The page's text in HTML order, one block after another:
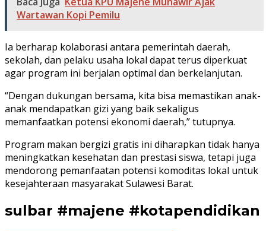
Wartawan Kopi Pemilu
Ia berharap kolaborasi antara pemerintah daerah,
sekolah, dan pelaku usaha lokal dapat terus diperkuat
agar program ini berjalan optimal dan berkelanjutan.
“Dengan dukungan bersama, kita bisa memastikan anak-
anak mendapatkan gizi yang baik sekaligus
memanfaatkan potensi ekonomi daerah,” tutupnya.
Program makan bergizi gratis ini diharapkan tidak hanya
meningkatkan kesehatan dan prestasi siswa, tetapi juga
mendorong pemanfaatan potensi komoditas lokal untuk
kesejahteraan masyarakat Sulawesi Barat.
sulbar #majene #kotapendidikan